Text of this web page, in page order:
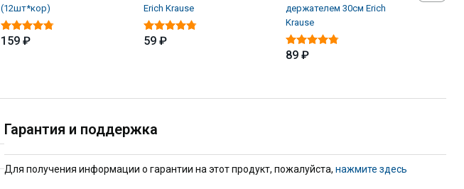
(12шт*кор)
159 ₽
Erich Krause
59 ₽
держателем 30см Erich
Krause
89 ₽
Гарантия и поддержка
Для получения информации о гарантии на этот продукт, пожалуйста, нажмите здесь